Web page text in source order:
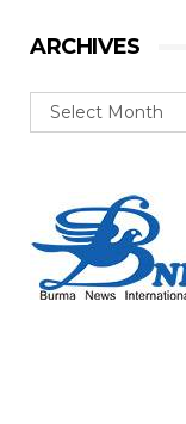
ARCHIVES